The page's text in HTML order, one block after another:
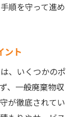
順を守って進め
ント
、いくつかのポ
、一般廃棄物収
が徹底されてい